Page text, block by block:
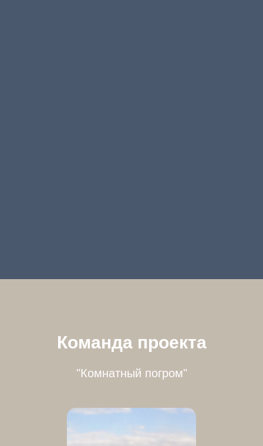
Команда проекта
"Комнатный погром"